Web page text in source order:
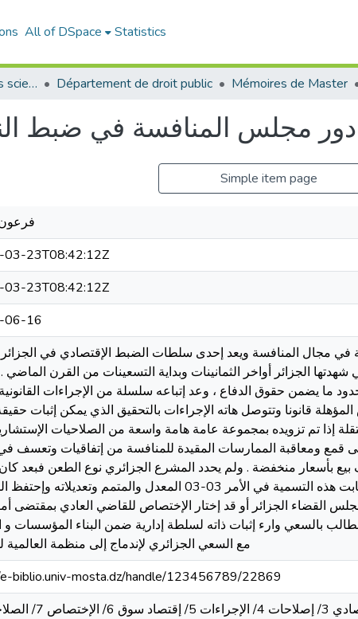
All of DSpace Statistics
Faculté de droit et des sciences politiques Département de droit public Mémoires de Master
دور مجلس المنافسة في ضبط
Simple item page
23T08:42:12Z
23T08:42:12Z
06-16
مجال المنافسة ويعد إحدى سلطات الضبط الإقتصادي في الجزائر
التي شهدتها الجزائر أواخر الثمانينات وبداية التسعينات من القرن
ما يضمن حقوق الدفاع ، وعد إتباعه سلسلة من الإجراءات
قانونا وتتوصل هاته الإجراءات بالتحقيق الذي يمكن إثبات
إذا تم تزويده بمجموعة عامة هامة واسعة من الصلاحيات
قمع ومعاقبة الممارسات المقيدة للمنافسة من إتفاقيات وتعسف
بيع بأسعار منخفضة . ولم يحدد المشرع الجزائري نوع الطعن فبعد
عليه طعن الإستئناف في ظل الأمر 95-06 الملغى، غابت هذه التسمية في الأمر 03-03 المعدل والمتمم
القضاء الجزائر أو قد إختار الإختصاص للقاضي العادي بمقتضى
بالسعي وارء إثبات ذاته لسلطة إدارية ضمن البناء المؤسسات و
مع السعي الجزائري لإندماج إلى منظمة العالمية
biblio.univ-mosta.dz/handle/123456789/22869